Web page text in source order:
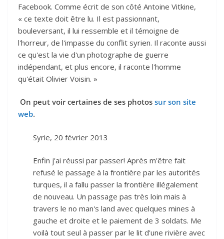
Facebook. Comme écrit de son côté Antoine Vitkine,
« ce texte doit être lu. Il est passionnant,
bouleversant, il lui ressemble et il témoigne de
l'horreur, de l'impasse du conflit syrien. Il raconte aussi
ce qu'est la vie d'un photographe de guerre
indépendant, et plus encore, il raconte l'homme
qu'était Olivier Voisin. »
On peut voir certaines de ses photos sur son site
web.
Syrie, 20 février 2013
Enfin j'ai réussi par passer! Après m'être fait
refusé le passage à la frontière par les autorités
turques, il a fallu passer la frontière illégalement
de nouveau. Un passage pas très loin mais à
travers le no man's land avec quelques mines à
gauche et droite et le paiement de 3 soldats. Me
voilà tout seul à passer par le lit d'une rivière avec